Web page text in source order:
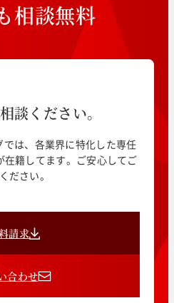
相談無料
談ください。
は、各業界に特化した専任
籍してます。ご安心してご
ださい。
請求
合わせ